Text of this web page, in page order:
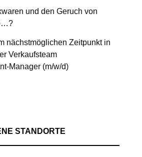
und den Geruch von
nächstmöglichen Zeitpunkt in
Verkaufsteam
Manager (m/w/d)
STANDORTE